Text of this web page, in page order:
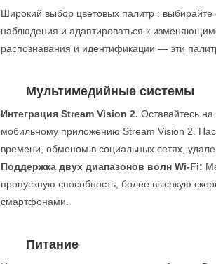
Широкий выбор цветовых палитр :
наблюдения и адаптироваться к
распознавания и идентификации — эти
Мультимедийные системы
Интеграция Stream Vision 2. Оставайтесь
мобильному приложению Stream Vision 2.
времени, обменом в социальных сетях,
Поддержка двух диапазонов волн Wi-Fi:
пропускную способность, более высокую
смартфонами.
Питание